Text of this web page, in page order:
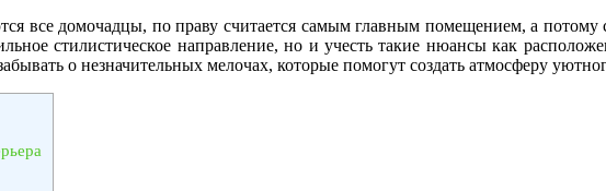
все домочадцы, по праву считается самым главным помещением, а потому
стилистическое направление, но и учесть такие нюансы как
о незначительных мелочах, которые помогут создать атмосферу